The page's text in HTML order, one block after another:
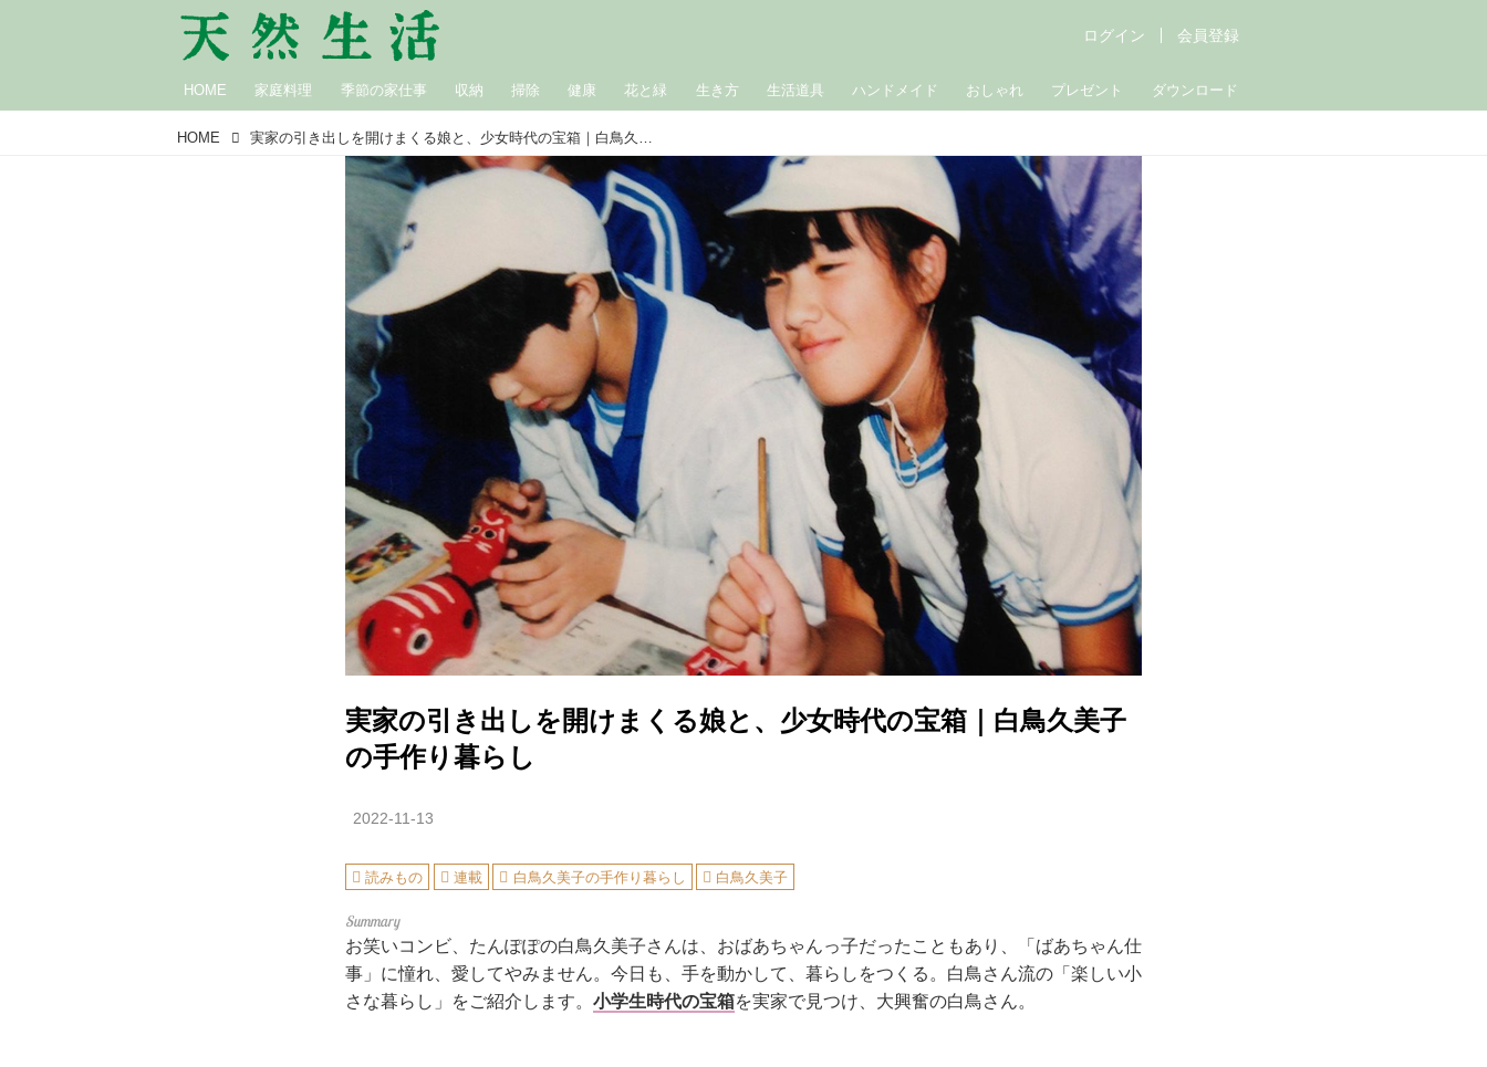
HOME 家庭料理 季節の家仕事 収納 掃除 健康 花と緑 生き方 生活道具 ハンドメイド おしゃれ プレゼント ダウンロード
ログイン 会員登録
HOME 実家の引き出しを開けまくる娘と、少女時代の宝箱｜白鳥久美子の手作り暮らし
実家の引き出しを開けまくる娘と、少女時代の宝箱｜白鳥久美子
の手作り暮らし
2022-11-13
読みもの 連載 白鳥久美子の手作り暮らし 白鳥久美子
お笑いコンビ、たんぽぽの白鳥久美子さんは、おばあちゃんっ子だったこともあり、「ばあちゃん仕
事」に憧れ、愛してやみません。今日も、手を動かして、暮らしをつくる。白鳥さん流の「楽しい小
さな暮らし」をご紹介します。 小学生時代の宝箱を実家で見つけ、大興奮の白鳥さん。